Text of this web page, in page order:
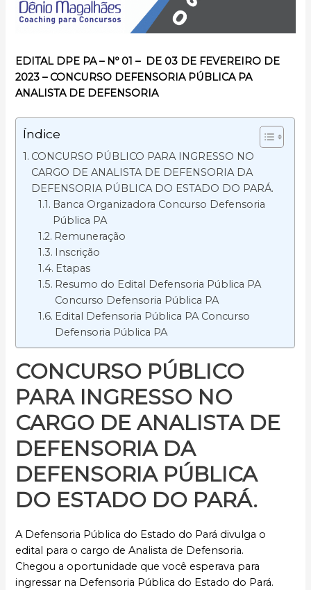
EDITAL DPE PA – Nº 01 – DE 03 DE FEVEREIRO DE
2023 – CONCURSO DEFENSORIA PÚBLICA PA
ANALISTA DE DEFENSORIA
Índice
CONCURSO PÚBLICO PARA INGRESSO NO
CARGO DE ANALISTA DE DEFENSORIA DA
DEFENSORIA PÚBLICA DO ESTADO DO PARÁ.
Banca Organizadora Concurso Defensoria
Pública PA
Remuneração
Inscrição
Etapas
Resumo do Edital Defensoria Pública PA
Concurso Defensoria Pública PA
Edital Defensoria Pública PA Concurso
Defensoria Pública PA
CONCURSO PÚBLICO
PARA INGRESSO NO
CARGO DE ANALISTA DE
DEFENSORIA DA
DEFENSORIA PÚBLICA
DO ESTADO DO PARÁ.
A Defensoria Pública do Estado do Pará divulga o
edital para o cargo de Analista de Defensoria.
Chegou a oportunidade que você esperava para
ingressar na Defensoria Pública do Estado do Pará.